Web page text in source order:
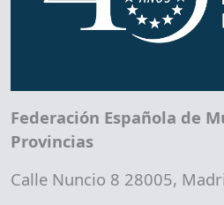
Federación Española de
Provincias
Calle Nuncio 8 28005,